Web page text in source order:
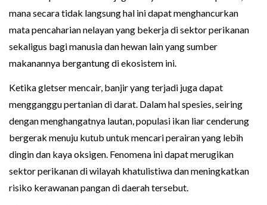
mana secara tidak langsung hal ini dapat menghancurkan
mata pencaharian nelayan yang bekerja di sektor perikanan
sekaligus bagi manusia dan hewan lain yang sumber
makanannya bergantung di ekosistem ini.
Ketika gletser mencair, banjir yang terjadi juga dapat
mengganggu pertanian di darat. Dalam hal spesies, seiring
dengan menghangatnya lautan, populasi ikan liar cenderung
bergerak menuju kutub untuk mencari perairan yang lebih
dingin dan kaya oksigen. Fenomena ini dapat merugikan
sektor perikanan di wilayah khatulistiwa dan meningkatkan
risiko kerawanan pangan di daerah tersebut.